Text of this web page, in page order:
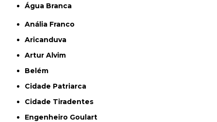
Água Branca
Anália Franco
Aricanduva
Artur Alvim
Belém
Cidade Patriarca
Cidade Tiradentes
Engenheiro Goulart